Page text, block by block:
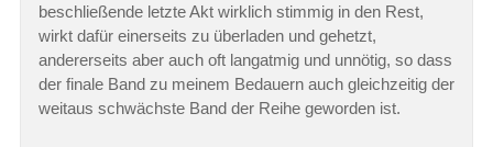
beschließende letzte Akt wirklich stimmig in den Rest,
wirkt dafür einerseits zu überladen und gehetzt,
andererseits aber auch oft langatmig und unnötig, so dass
der finale Band zu meinem Bedauern auch gleichzeitig der
weitaus schwächste Band der Reihe geworden ist.